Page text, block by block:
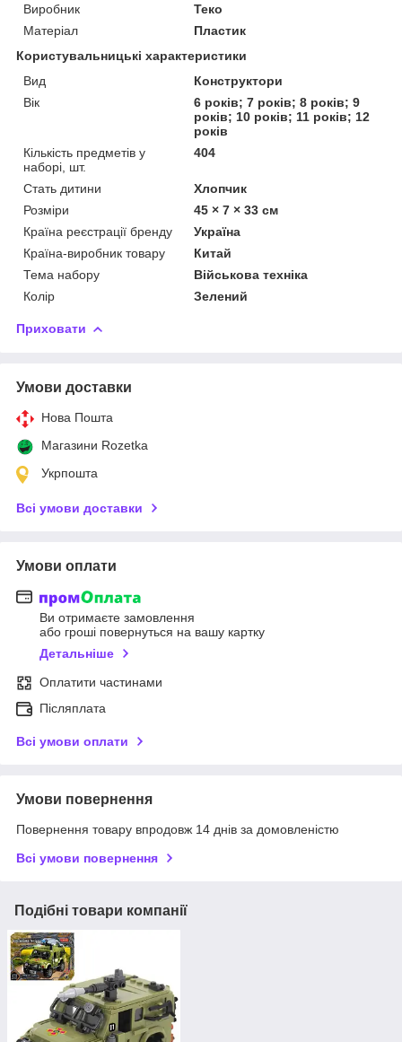
Виробник
Теко
Матеріал
Пластик
Користувальницькі характеристики
Вид
Конструктори
Вік
6 років; 7 років; 8 років; 9
років; 10 років; 11 років; 12
років
Кількість предметів у
наборі, шт.
404
Стать дитини
Хлопчик
Розміри
45 × 7 × 33 см
Країна реєстрації бренду
Україна
Країна-виробник товару
Китай
Тема набору
Військова техніка
Колір
Зелений
Приховати
Умови доставки
Нова Пошта
Магазини Rozetka
Укрпошта
Всі умови доставки
Умови оплати
Ви отримаєте замовлення
або гроші повернуться на вашу картку
Детальніше
Оплатити частинами
Післяплата
Всі умови оплати
Умови повернення
Повернення товару впродовж 14 днів за домовленістю
Всі умови повернення
Подібні товари компанії